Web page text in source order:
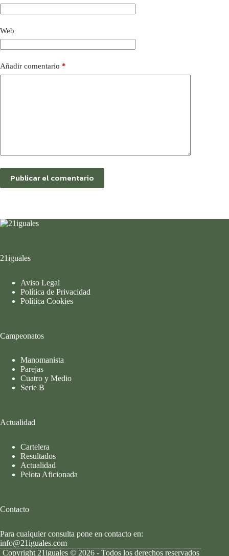
Web
Añadir comentario *
Publicar el comentario
21iguales
Aviso Legal
Política de Privacidad
Política Cookies
Campeonatos
Manomanista
Parejas
Cuatro y Medio
Serie B
Actualidad
Cartelera
Resultados
Actualidad
Pelota Aficionada
Contacto
Para cualquier consulta pone en contacto en:
info@21iguales.com
Copyright 21iguales © 2026 - Todos los derechos reservados